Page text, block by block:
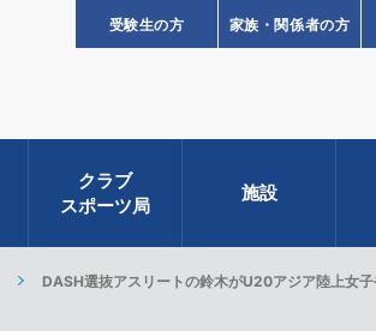
受験生の方 家族・関係者の方
クラブ
スポーツ局
施設
DASH選抜アスリートの鈴木がU20アジア陸上女